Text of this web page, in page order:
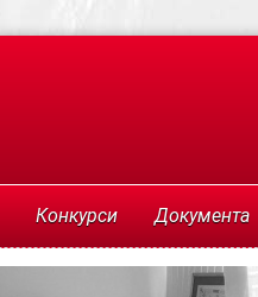
Конкурси Документа